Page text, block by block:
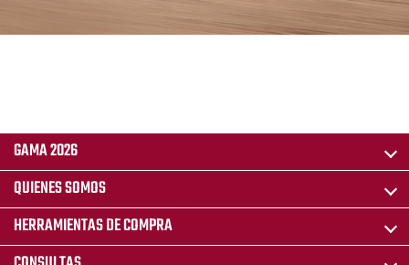
GAMA 2026
QUIENES SOMOS
HERRAMIENTAS DE COMPRA